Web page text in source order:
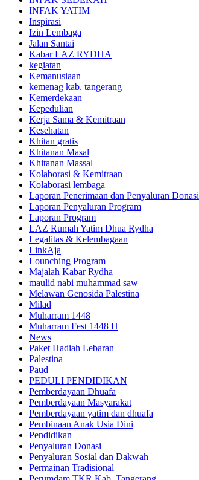
INFAK YATIM
Inspirasi
Izin Lembaga
Jalan Santai
Kabar LAZ RYDHA
kegiatan
Kemanusiaan
kemenag kab. tangerang
Kemerdekaan
Kepedulian
Kerja Sama & Kemitraan
Kesehatan
Khitan gratis
Khitanan Masal
Khitanan Massal
Kolaborasi & Kemitraan
Kolaborasi lembaga
Laporan Penerimaan dan Penyaluran Donasi
Laporan Penyaluran Program
Laporan Program
LAZ Rumah Yatim Dhua Rydha
Legalitas & Kelembagaan
LinkAja
Lounching Program
Majalah Kabar Rydha
maulid nabi muhammad saw
Melawan Genosida Palestina
Milad
Muharram 1448
Muharram Fest 1448 H
News
Paket Hadiah Lebaran
Palestina
Paud
PEDULI PENDIDIKAN
Pemberdayaan Dhuafa
Pemberdayaan Masyarakat
Pemberdayaan yatim dan dhuafa
Pembinaan Anak Usia Dini
Pendidikan
Penyaluran Donasi
Penyaluran Sosial dan Dakwah
Permainan Tradisional